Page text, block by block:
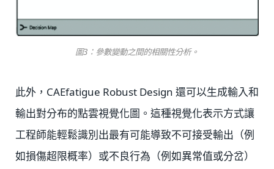
圖3：參數變動之間的相關性分析。
此外，CAEfatigue Robust Design 還可以生成輸入和
輸出對分布的點雲視覺化圖。這種視覺化表示方式讓
工程師能輕鬆識別出最有可能導致不可接受輸出（例
如損傷超限概率）或不良行為（例如異常值或分岔）